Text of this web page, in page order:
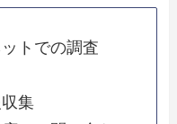
トでの調査
集